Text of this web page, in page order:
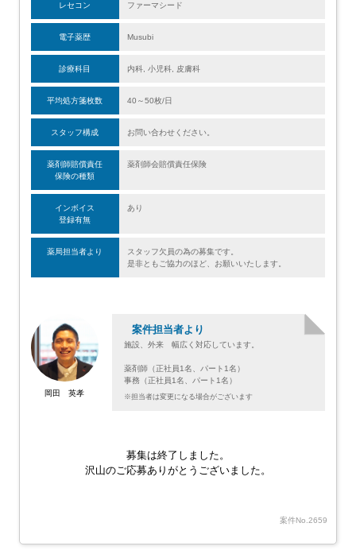
レセコン ファーマシード
電子薬歴 Musubi
診療科目 内科, 小児科, 皮膚科
平均処方箋枚数 40～50枚/日
スタッフ構成 お問い合わせください。
薬剤師賠償責任
保険の種類
薬剤師会賠償責任保険
インボイス
登録有無
あり
薬局担当者より
スタッフ欠員の為の募集です。
是非ともご協力のほど、お願いいたします。
岡田 英孝
案件担当者より
施設、外来 幅広く対応しています。
薬剤師（正社員1名、パート1名）
事務（正社員1名、パート1名）
※担当者は変更になる場合がございます
募集は終了しました。
沢山のご応募ありがとうございました。
案件No.2659